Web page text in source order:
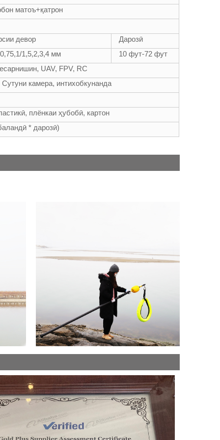
матоъ+қатрон
девор
Дарозӣ
1,5,2,3,4 мм
10 фут-72 фут
UAV, FPV, RC
камера, интихобкунанда
плёнкаи ҳубобӣ, картон
* дарозӣ)